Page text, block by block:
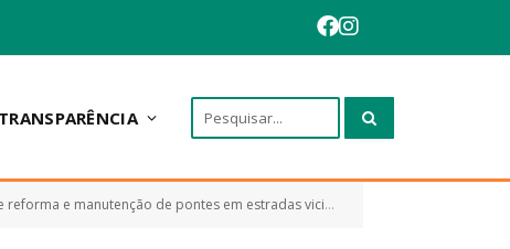
TRANSPARÊNCIA
de pontes em estradas vicinais, conforme projeto básico)